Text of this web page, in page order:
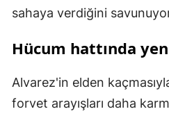
sahaya verdiğini
Hücum hattında
Alvarez'in elden
forvet arayışları daha